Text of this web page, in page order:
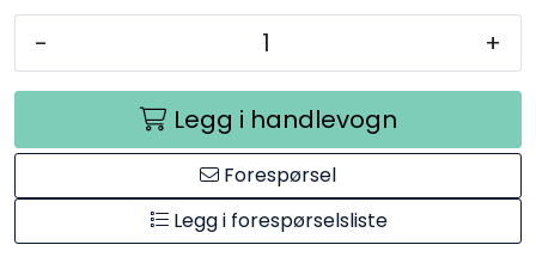
- +
Legg i handlevogn
Forespørsel
Legg i forespørselsliste